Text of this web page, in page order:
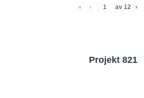
« ‹ av 12 ›
Projekt 821